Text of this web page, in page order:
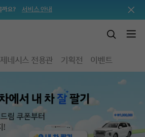
까요? 서비스 안내
제네시스 전용관 기획전 이벤트